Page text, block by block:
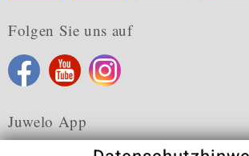
Folgen Sie uns auf
Juwelo App